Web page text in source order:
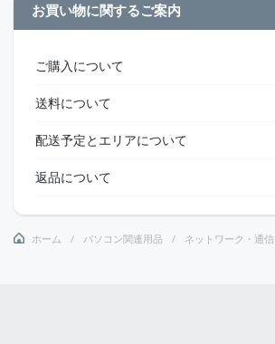
お買い物に関するご案内
ご購入について
送料について
配送予定とエリアについて
返品について
ホーム パソコン関連用品 ネットワーク・通信